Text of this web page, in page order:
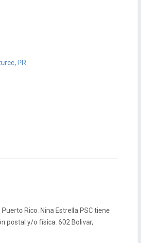
PR
Rico. Nina Estrella PSC tiene
postal y/o física: 602 Bolivar,